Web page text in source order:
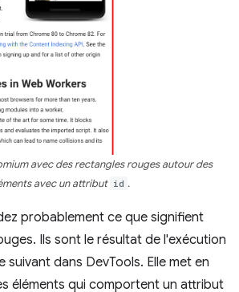
avec des rectangles rouges autour des
avec un attribut id .
probablement ce que signifient
Ils sont le résultat de l'exécution
dans DevTools. Elle met en
éléments qui comportent un attribut